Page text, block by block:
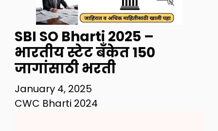
SBI SO Bharti 2025 –
भारतीय स्टेट बँकेत 150
जागांसाठी भरती
January 4, 2025
CWC Bharti 2024